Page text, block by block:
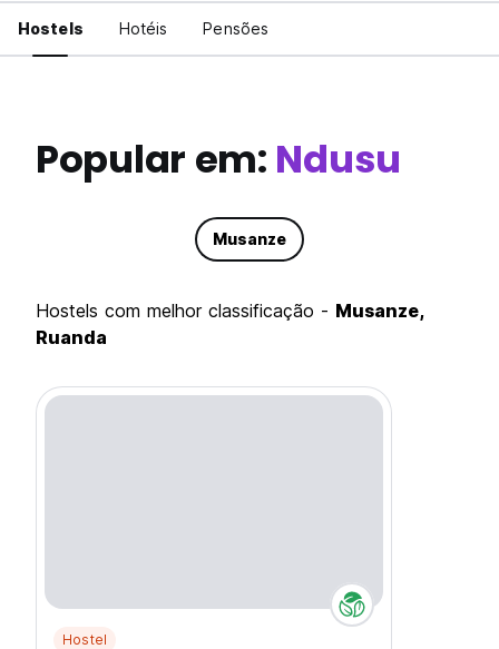
Hostels Hotéis Pensões
Popular em: Ndusu
Musanze
hostels com melhor classificação - Musanze,
Ruanda
Hostel